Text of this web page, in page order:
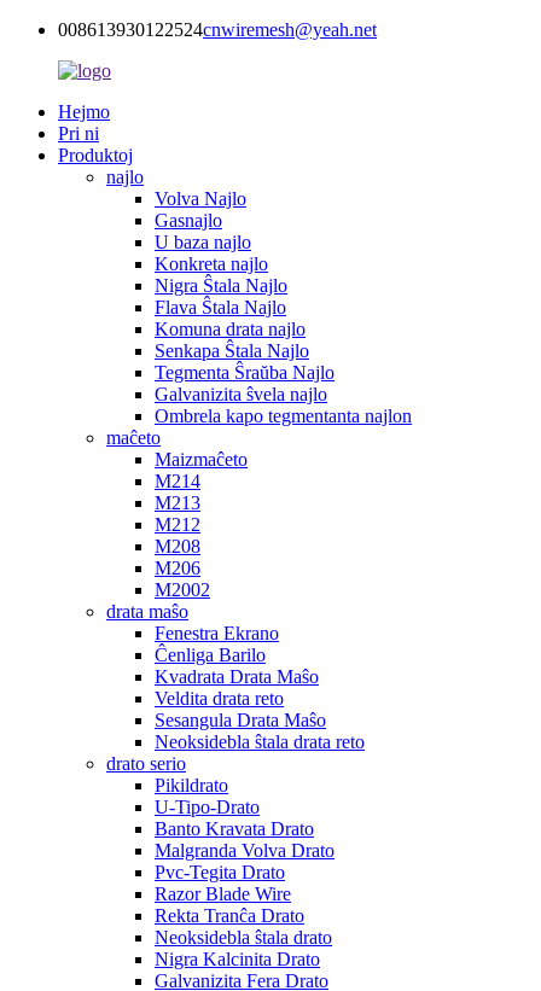
008613930122524cnwiremesh@yeah.net
Hejmo
Pri ni
Produktoj
najlo
Volva Najlo
Gasnajlo
U baza najlo
Konkreta najlo
Nigra Ŝtala Najlo
Flava Ŝtala Najlo
Komuna drata najlo
Senkapa Ŝtala Najlo
Tegmenta Ŝraŭba Najlo
Galvanizita ŝvela najlo
Ombrela kapo tegmentanta najlon
maĉeto
Maizmaĉeto
M214
M213
M212
M208
M206
M2002
drata maŝo
Fenestra Ekrano
Ĉenliga Barilo
Kvadrata Drata Maŝo
Veldita drata reto
Sesangula Drata Maŝo
Neoksidebla ŝtala drata reto
drato serio
Pikildrato
U-Tipo-Drato
Banto Kravata Drato
Malgranda Volva Drato
Pvc-Tegita Drato
Razor Blade Wire
Rekta Tranĉa Drato
Neoksidebla ŝtala drato
Nigra Kalcinita Drato
Galvanizita Fera Drato